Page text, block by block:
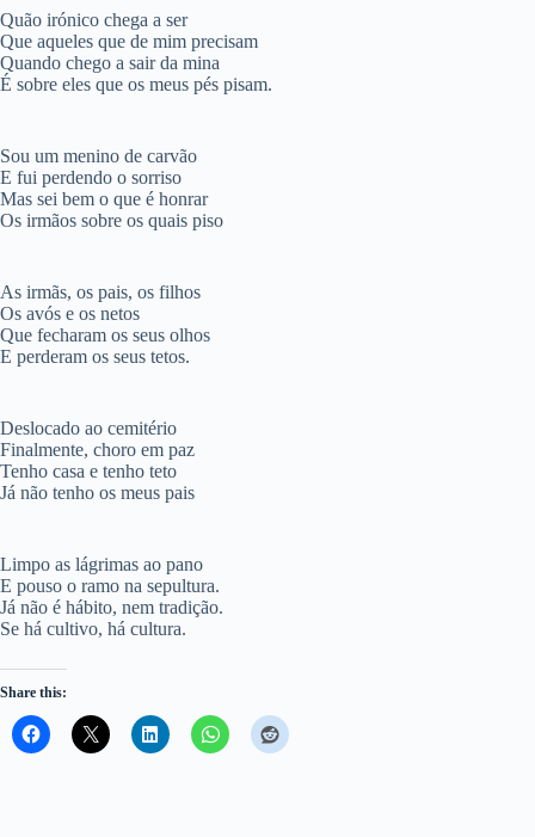
Quão irónico chega a ser
Que aqueles que de mim precisam
Quando chego a sair da mina
É sobre eles que os meus pés pisam.
Sou um menino de carvão
E fui perdendo o sorriso
Mas sei bem o que é honrar
Os irmãos sobre os quais piso
As irmãs, os pais, os filhos
Os avós e os netos
Que fecharam os seus olhos
E perderam os seus tetos.
Deslocado ao cemitério
Finalmente, choro em paz
Tenho casa e tenho teto
Já não tenho os meus pais
Limpo as lágrimas ao pano
E pouso o ramo na sepultura.
Já não é hábito, nem tradição.
Se há cultivo, há cultura.
Share this: